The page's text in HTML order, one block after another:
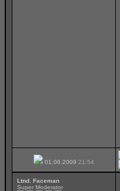
01.06.2009 21:54
Ltnd. Faceman
Super Moderator